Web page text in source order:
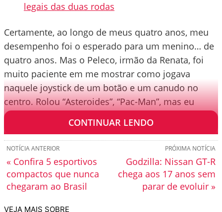
legais das duas rodas
Certamente, ao longo de meus quatro anos, meu
desempenho foi o esperado para um menino… de
quatro anos. Mas o Peleco, irmão da Renata, foi
muito paciente em me mostrar como jogava
naquele joystick de um botão e um canudo no
centro. Rolou “Asteroides”, “Pac-Man”, mas eu
queria jogar o do carrinho.
CONTINUAR LENDO
PRÓXIMA NOTÍCIA
Godzilla: Nissan GT-R
chega aos 17 anos sem
parar de evoluir »
NOTÍCIA ANTERIOR
« Confira 5 esportivos
compactos que nunca
chegaram ao Brasil
VEJA MAIS SOBRE